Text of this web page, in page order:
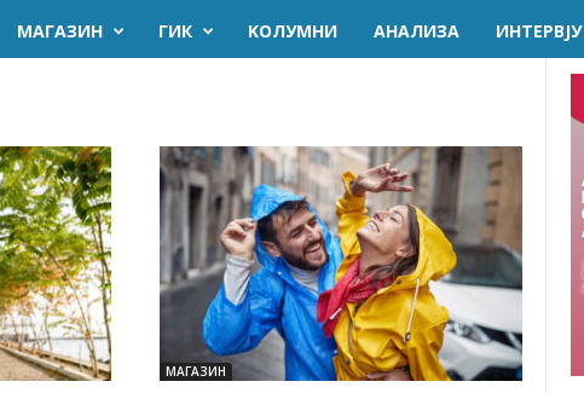
МАГАЗИН ГИК KОЛУМНИ AНАЛИЗА ИНТЕРВЈУ
МАГАЗИН